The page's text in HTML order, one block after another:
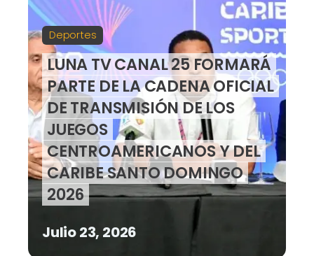
Deportes
LUNA TV CANAL 25 FORMARÁ
PARTE DE LA CADENA OFICIAL
DE TRANSMISIÓN DE LOS
JUEGOS
CENTROAMERICANOS Y DEL
CARIBE SANTO DOMINGO
2026
Julio 23, 2026